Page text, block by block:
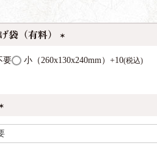
袋（有料）
(
必
要 小（260x130x240mm）+10 税込